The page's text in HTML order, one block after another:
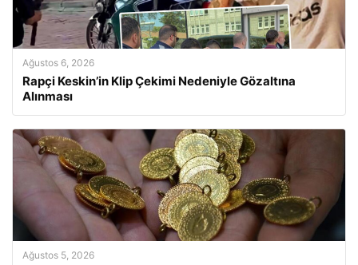
Ağustos 6, 2026
Rapçi Keskin’in Klip Çekimi Nedeniyle Gözaltına
Alınması
Ağustos 5, 2026